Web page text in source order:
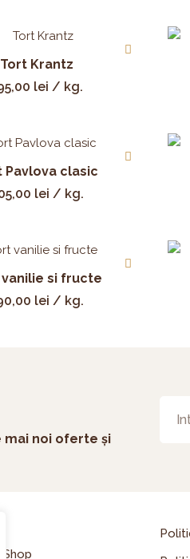
Tort Krantz
lei / kg.
Pavlova clasic
lei / kg.
si fructe
lei / kg.
mai noi oferte și
Shop